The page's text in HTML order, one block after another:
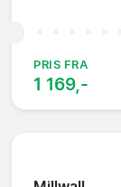
PRIS FRA
1 169,-